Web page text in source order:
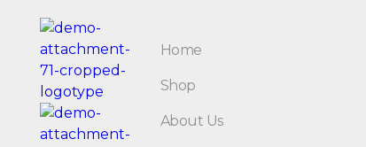
Home
Shop
About Us